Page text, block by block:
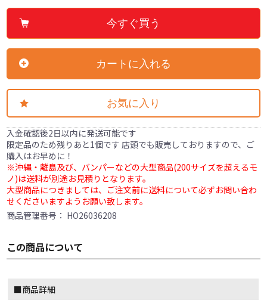
今すぐ買う
カートに入れる
お気に入り
入金確認後2日以内に発送可能です
限定品のため残りあと1個です 店頭でも販売しておりますので、ご
購入はお早めに！
※沖縄・離島及び、バンパーなどの大型商品(200サイズを超えるモ
ノ)は送料が別途お見積りとなります。
大型商品につきましては、ご注文前に送料について必ずお問い合わ
せくださいますようお願い致します。
商品管理番号： HO26036208
この商品について
■商品詳細